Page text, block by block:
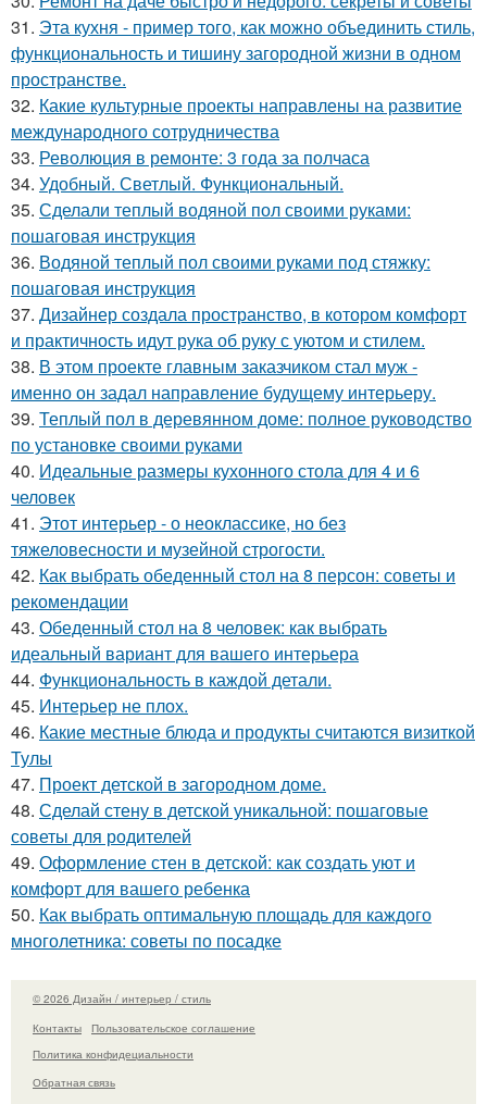
31. Эта кухня - пример того, как можно объединить стиль,
функциональность и тишину загородной жизни в одном
пространстве.
32. Какие культурные проекты направлены на развитие
международного сотрудничества
33. Революция в ремонте: 3 года за полчаса
34. Удобный. Светлый. Функциональный.
35. Сделали теплый водяной пол своими руками:
пошаговая инструкция
36. Водяной теплый пол своими руками под стяжку:
пошаговая инструкция
37. Дизайнер создала пространство, в котором комфорт
и практичность идут рука об руку с уютом и стилем.
38. В этом проекте главным заказчиком стал муж -
именно он задал направление будущему интерьеру.
39. Теплый пол в деревянном доме: полное руководство
по установке своими руками
40. Идеальные размеры кухонного стола для 4 и 6
человек
41. Этот интерьер - о неоклассике, но без
тяжеловесности и музейной строгости.
42. Как выбрать обеденный стол на 8 персон: советы и
рекомендации
43. Обеденный стол на 8 человек: как выбрать
идеальный вариант для вашего интерьера
44. Функциональность в каждой детали.
45. Интерьер не плох.
46. Какие местные блюда и продукты считаются визиткой
Тулы
47. Проект детской в загородном доме.
48. Сделай стену в детской уникальной: пошаговые
советы для родителей
49. Оформление стен в детской: как создать уют и
комфорт для вашего ребенка
50. Как выбрать оптимальную площадь для каждого
многолетника: советы по посадке
© 2026 Дизайн / интерьер / стиль
Контакты
Пользовательское соглашение
Политика конфидециальности
Обратная связь